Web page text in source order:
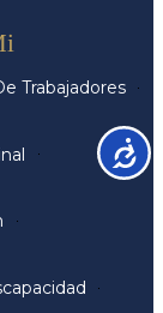
Trabajadores